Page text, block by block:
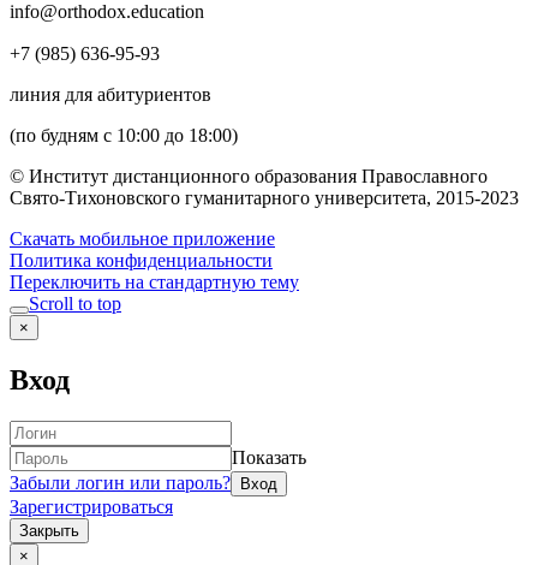
info@orthodox.education
+7 (985) 636-95-93
линия для абитуриентов
(по будням с 10:00 до 18:00)
© Институт дистанционного образования Православного
Свято-Тихоновского гуманитарного университета, 2015-2023
Скачать мобильное приложение
Политика конфиденциальности
Переключить на стандартную тему
Scroll to top
×
Вход
Показать
Забыли логин или пароль?
Зарегистрироваться
Закрыть
×